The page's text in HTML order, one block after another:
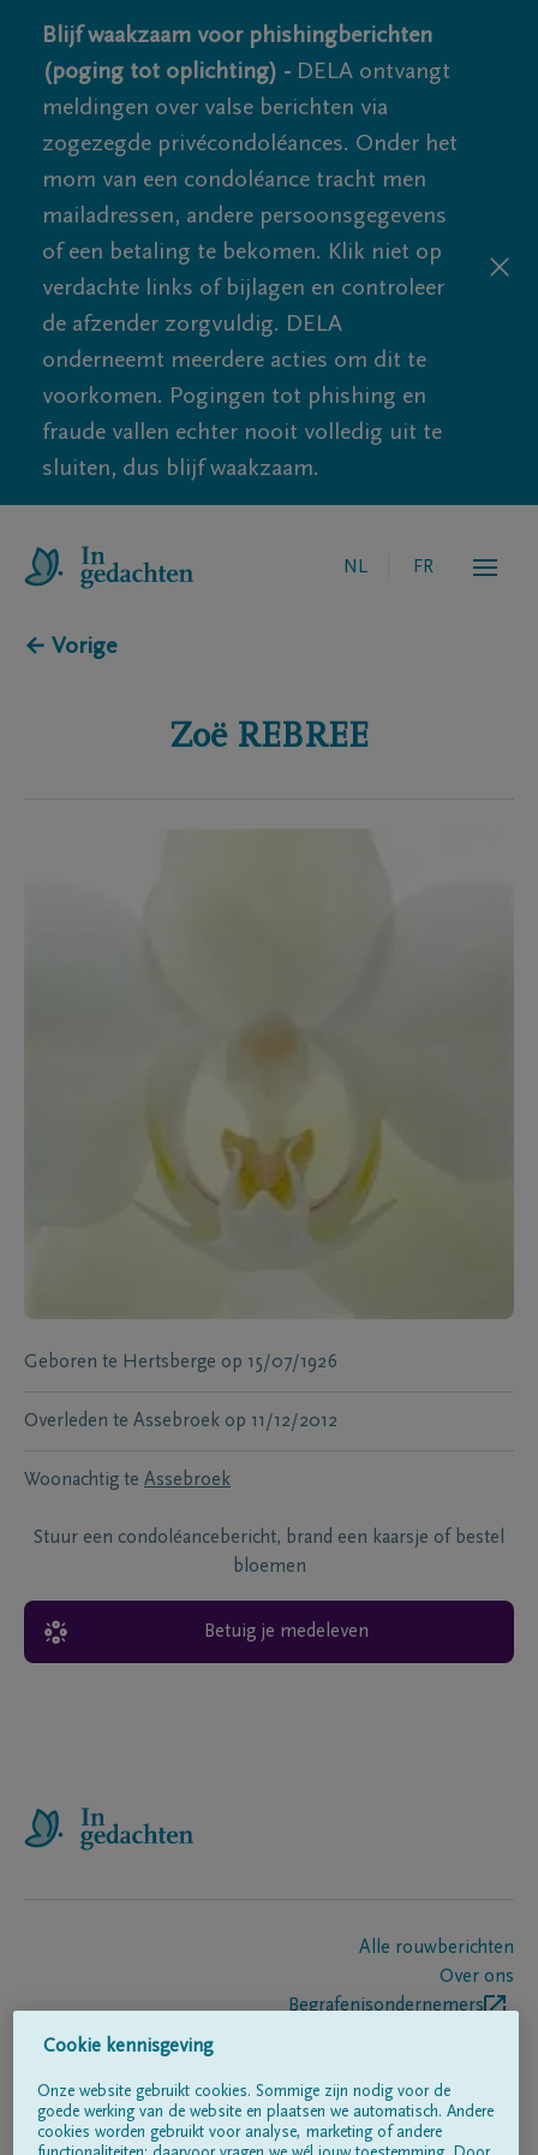
Blijf waakzaam voor phishingberichten
(poging tot oplichting) - DELA ontvangt
meldingen over valse berichten via
zogezegde privécondoléances. Onder het
mom van een condoléance tracht men
mailadressen, andere persoonsgegevens
of een betaling te bekomen. Klik niet op
verdachte links of bijlagen en controleer
de afzender zorgvuldig. DELA
onderneemt meerdere acties om dit te
voorkomen. Pogingen tot phishing en
fraude vallen echter nooit volledig uit te
sluiten, dus blijf waakzaam.
NL FR
← Vorige
Zoë REBREE
Geboren te Hertsberge op 15/07/1926
Overleden te Assebroek op 11/12/2012
Woonachtig te Assebroek
Stuur een condoléancebericht, brand een kaarsje of bestel
bloemen
Betuig je medeleven
Alle rouwberichten
Over ons
Begrafenisondernemers
Volg ons op
Cookie kennisgeving
Onze website gebruikt cookies. Sommige zijn nodig voor de
goede werking van de website en plaatsen we automatisch. Andere
cookies worden gebruikt voor analyse, marketing of andere